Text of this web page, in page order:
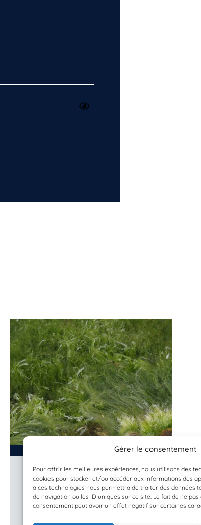
Gérer le consentement
Pour offrir les meilleures expériences, nous utilisons des
cookies pour stocker et/ou accéder aux informations des
à ces technologies nous permettra de traiter des données
de navigation ou les ID uniques sur ce site. Le fait de ne
consentement peut avoir un effet négatif sur certaines
Espèce à identifier